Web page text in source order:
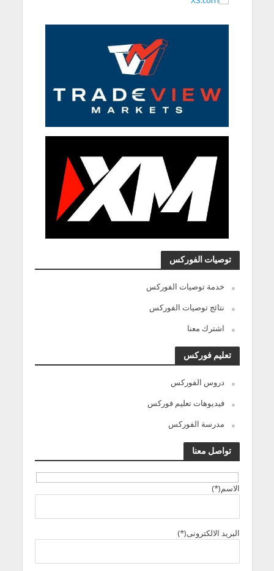
توصيات الفوركس
خدمة توصيات الفوركس
نتائج توصيات الفوركس
اشترك معنا
تعليم فوركس
دروس الفوركس
فيديوهات تعليم فوركس
مدرسة الفوركس
تواصل معنا
الاسم(*)
البريد الالكترونى(*)